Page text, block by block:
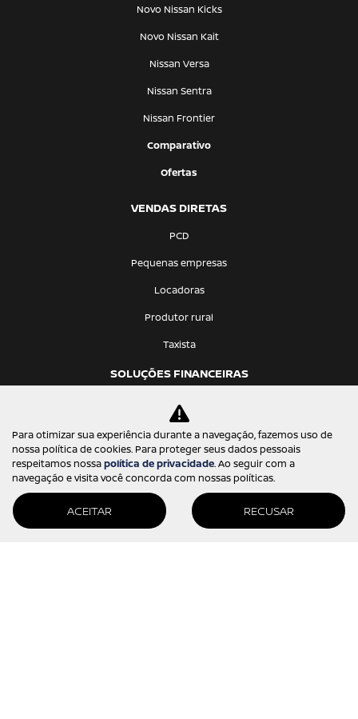
Novo Nissan Kicks
Novo Nissan Kait
Nissan Versa
Nissan Sentra
Nissan Frontier
Comparativo
Ofertas
VENDAS DIRETAS
PCD
Pequenas empresas
Locadoras
Produtor rural
Taxista
SOLUÇÕES FINANCEIRAS
Seguro
Financiamento
PÓS-VENDAS
Agendamento
Para otimizar sua experiência durante a navegação, fazemos uso de
nossa política de cookies. Para proteger seus dados pessoais
respeitamos nossapolítica de privacidade. Ao seguir com a
navegação e visita você concorda com nossas políticas.
ACEITAR RECUSAR